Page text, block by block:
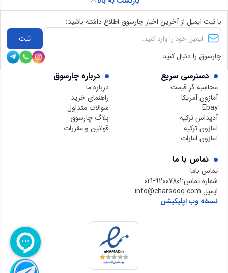
دسترسی سریع
محاسبه گر قیمت
آمازون آمریکا
Ebay
آدیداس ترکیه
آمازون ترکیه
آمازون امارات
درباره چارسوق
درباره ما
راهنمای خرید
سوالات متداول
بلاگ چارسوق
قوانین و مقررات
تماس با ما
تماس باما
شماره تماس:021-92007801
ایمیل:info@charsooq.com
نسخه وب اپلیکیشن
با ثبت ایمیل از آخرین اخبار چارسوق اطلاع داشته باشید:
ثبت
چارسوق را دنبال کنید: